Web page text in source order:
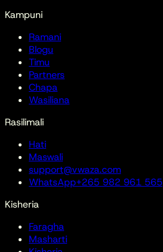
Kampuni
Ramani
Blogu
Timu
Partners
Chapa
Wasiliana
Rasilimali
Hati
Maswali
support@vwaza.com
WhatsApp+265 982 961 565
Kisheria
Faragha
Masharti